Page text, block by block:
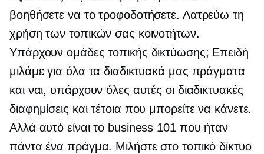
βοηθήσετε να το τροφοδοτήσετε. Λατρεύω τη
χρήση των τοπικών σας κοινοτήτων.
Υπάρχουν ομάδες τοπικής δικτύωσης; Επειδή
μιλάμε για όλα τα διαδικτυακά μας πράγματα
και ναι, υπάρχουν όλες αυτές οι διαδικτυακές
διαφημίσεις και τέτοια που μπορείτε να κάνετε.
Αλλά αυτό είναι το business 101 που ήταν
πάντα ένα πράγμα. Μιλήστε στο τοπικό δίκτυο